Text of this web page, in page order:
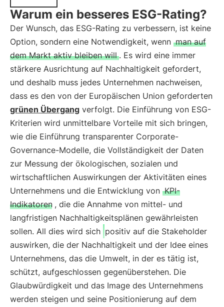
Warum ein besseres ESG-Rating?
Der Wunsch, das ESG-Rating zu verbessern, ist keine
Option, sondern eine Notwendigkeit, wenn man auf
dem Markt aktiv bleiben will . Es wird eine immer
stärkere Ausrichtung auf Nachhaltigkeit gefordert,
und deshalb muss jedes Unternehmen nachweisen,
dass es den von der Europäischen Union geforderten
grünen Übergang verfolgt. Die Einführung von ESG-
Kriterien wird unmittelbare Vorteile mit sich bringen,
wie die Einführung transparenter Corporate-
Governance-Modelle, die Vollständigkeit der Daten
zur Messung der ökologischen, sozialen und
wirtschaftlichen Auswirkungen der Aktivitäten eines
Unternehmens und die Entwicklung von KPI-
Indikatoren , die die Annahme von mittel- und
langfristigen Nachhaltigkeitsplänen gewährleisten
sollen. All dies wird sich positiv auf die Stakeholder
auswirken, die der Nachhaltigkeit und der Idee eines
Unternehmens, das die Umwelt, in der es tätig ist,
schützt, aufgeschlossen gegenüberstehen. Die
Glaubwürdigkeit und das Image des Unternehmens
werden steigen und seine Positionierung auf dem